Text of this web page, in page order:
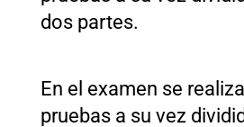
dos partes.
En el examen se
pruebas a su vez